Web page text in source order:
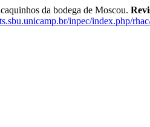
da bodega de Moscou.
inpec/index.php/